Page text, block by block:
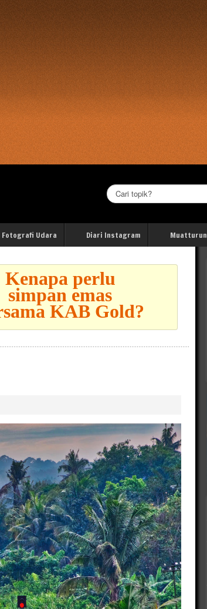
Cari...
Fotografi Udara Diari Instagram Muatturun
Kenapa perlu
simpan emas
KAB Gold?